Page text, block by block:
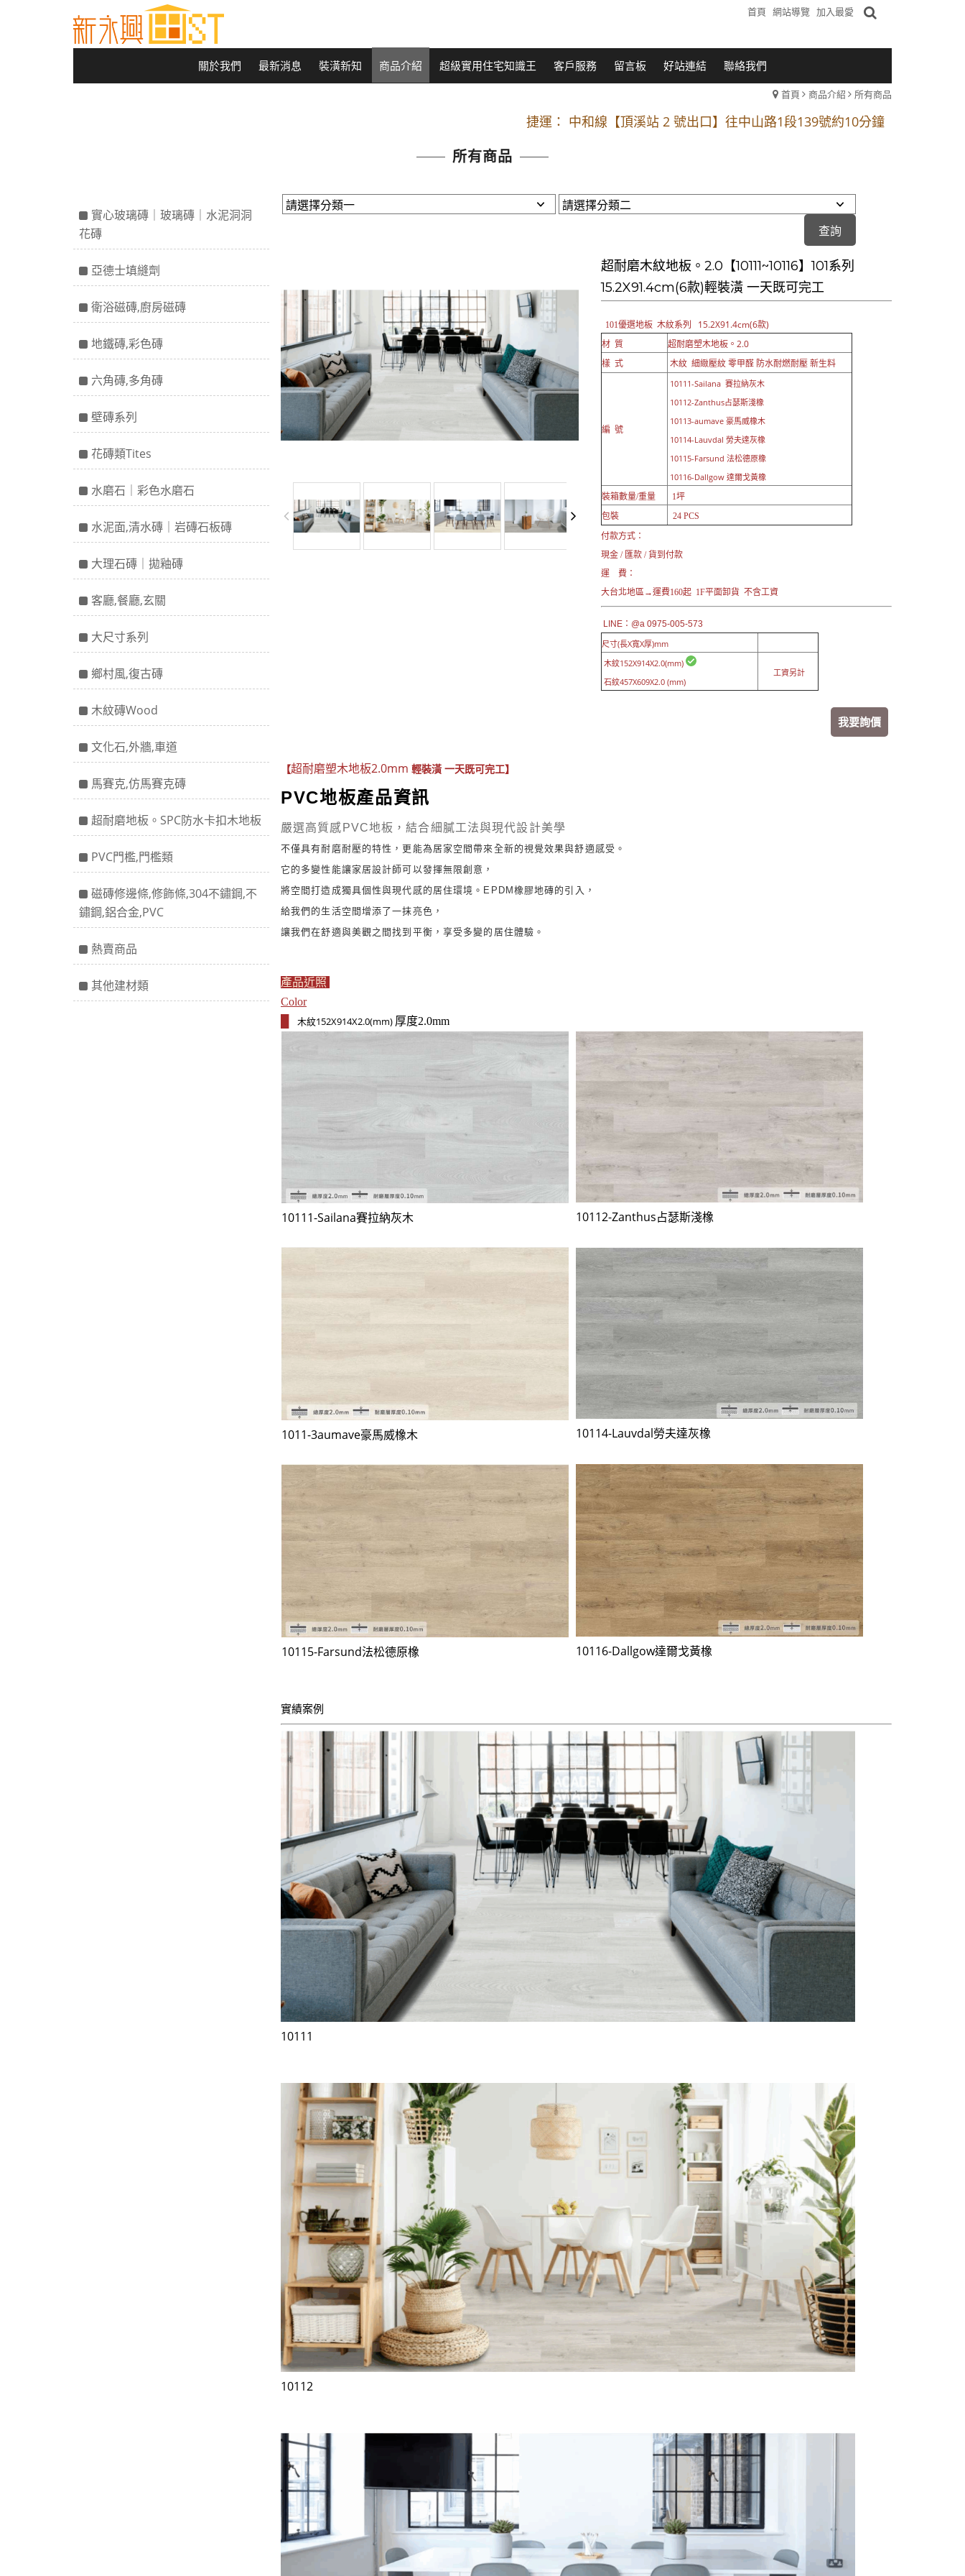
首頁 網站導覽 加入最愛
關於我們 最新消息 裝潢新知 商品介紹 超級實用住宅知識王 客戶服務 留言板 好站連結 聯絡我們
首頁 商品介紹 所有商品
開車：中山路1段 到永平路路口(樂華夜市口)門口可停車
捷運： 中和線【頂溪站 2 號出口】往中山路1段139號約10分鐘
原Line已滿 無法加Line好友 請親愛的客戶加入 LINE官方帳號@a0975005573
捷運： 中和線【頂溪站 2 號出口】往中山路1段139號約10分鐘
原Line已滿 無法加Line好友 請親愛的客戶加入 LINE官方帳號@a0975005573
所有商品
實心玻璃磚｜玻璃磚｜水泥洞洞
花磚
亞德士填縫劑
衛浴磁磚,廚房磁磚
地鐵磚,彩色磚
六角磚,多角磚
壁磚系列
花磚類Tites
水磨石｜彩色水磨石
水泥面,清水磚｜岩磚石板磚
大理石磚｜拋釉磚
客廳,餐廳,玄關
大尺寸系列
鄉村風,復古磚
木紋磚Wood
文化石,外牆,車道
馬賽克,仿馬賽克磚
超耐磨地板。SPC防水卡扣木地板
PVC門檻,門檻類
磁磚修邊條,修飾條,304不鏽鋼,不
鏽鋼,鋁合金,PVC
熱賣商品
其他建材類
超耐磨木紋地板。2.0【10111~10116】101系列
15.2X91.4cm(6款)輕裝潢 一天既可完工
101優選地板 木紋系列 15.2X91.4cm(6款)
材 質 超耐磨塑木地板。2.0
樣 式 木紋 細緻壓紋 零甲醛 防水耐燃耐壓 新生料
編 號
10111-Sailana 賽拉納灰木
10112-Zanthus占瑟斯淺橡
10113-aumave 豪馬威橡木
10114-Lauvdal 勞夫達灰橡
10115-Farsund 法松德原橡
10116-Dallgow 達爾戈黃橡
裝箱數量/重量
1坪
包裝
24 PCS
付款方式：
現金 / 匯款 / 貨到付款
運 費：
大台北地區→運費160起 1F平面卸貨 不含工資
LINE：@a 0975-005-573
尺寸(長X寬X厚)mm
木紋152X914X2.0(mm)
石紋457X609X2.0 (mm)
工資另計
我要詢價
【超耐磨塑木地板2.0mm輕裝潢 一天既可完工】
PVC地板產品資訊
嚴選高質感PVC地板，結合細膩工法與現代設計美學
不僅具有耐磨耐壓的特性，更能為居家空間帶來全新的視覺效果與舒適感受。
它的多變性能讓家居設計師可以發揮無限創意，
將空間打造成獨具個性與現代感的居住環境。EPDM橡膠地磚的引入，
給我們的生活空間增添了一抹亮色，
讓我們在舒適與美觀之間找到平衡，享受多變的居住體驗。
產品近照
Color
█木紋152X914X2.0(mm) 厚度2.0mm
10111-Sailana賽拉納灰木 10112-Zanthus占瑟斯淺橡
1011-3aumave豪馬威橡木 10114-Lauvdal勞夫達灰橡
10115-Farsund法松德原橡 10116-Dallgow達爾戈黃橡
實績案例
10111
10112